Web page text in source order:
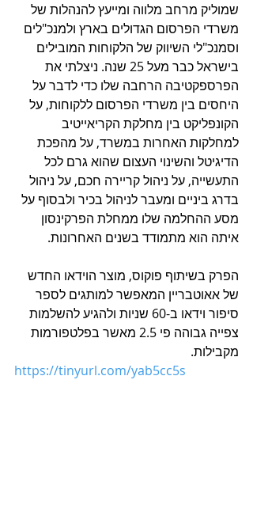
שמוליק מרחב מלווה ומייעץ להנהלות של
משרדי הפרסום הגדולים בארץ ולמנכ"לים
וסמנכ"לי השיווק של הלקוחות המובילים
בישראל כבר מעל 25 שנה. ניצלתי את
הפרספקטיבה הרחבה שלו כדי לדבר על
היחסים בין משרדי הפרסום ללקוחות, על
הקונפליקט בין מחלקת הקריאייטיב
למחלקות האחרות במשרד, על מהפכת
הדיגיטל והשינוי העצום שהוא גרם לכל
התעשייה, על ניהול קריירה חכם, על ניהול
בדרג ביניים ומעבר לניהול בכיר ולבסוף על
מסע ההחלמה שלו ממחלת הפרקינסון
איתה הוא מתמודד בשנים האחרונות.
הפרק בשיתוף פוקוס, מוצר הוידאו החדש
של אאוטבריין המאפשר למותגים לספר
סיפור וידאו ב-60 שניות ולהגיע להשלמות
צפייה גבוהה פי 2.5 מאשר בפלטפורמות
מקבילות.
https://tinyurl.com/yab5cc5s